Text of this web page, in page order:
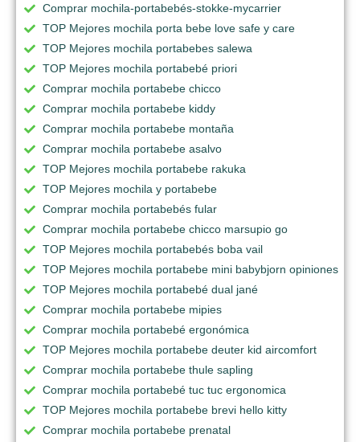
Comprar mochila-portabebés-stokke-mycarrier
TOP Mejores mochila porta bebe love safe y care
TOP Mejores mochila portabebes salewa
TOP Mejores mochila portabebé priori
Comprar mochila portabebe chicco
Comprar mochila portabebe kiddy
Comprar mochila portabebe montaña
Comprar mochila portabebe asalvo
TOP Mejores mochila portabebe rakuka
TOP Mejores mochila y portabebe
Comprar mochila portabebés fular
Comprar mochila portabebe chicco marsupio go
TOP Mejores mochila portabebés boba vail
TOP Mejores mochila portabebe mini babybjorn opiniones
TOP Mejores mochila portabebé dual jané
Comprar mochila portabebe mipies
Comprar mochila portabebé ergonómica
TOP Mejores mochila portabebe deuter kid aircomfort
Comprar mochila portabebe thule sapling
Comprar mochila portabebé tuc tuc ergonomica
TOP Mejores mochila portabebe brevi hello kitty
Comprar mochila portabebe prenatal